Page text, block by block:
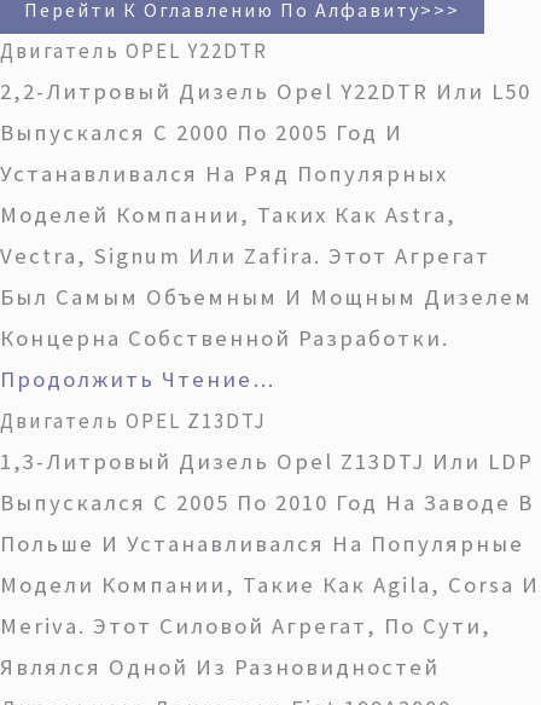
Перейти К Оглавлению По Алфавиту>>>
Двигатель OPEL Y22DTR
2,2-Литровый Дизель Opel Y22DTR Или L50
Выпускался С 2000 По 2005 Год И
Устанавливался На Ряд Популярных
Моделей Компании, Таких Как Astra,
Vectra, Signum Или Zafira. Этот Агрегат
Был Самым Объемным И Мощным Дизелем
Концерна Собственной Разработки.
Продолжить Чтение…
Двигатель OPEL Z13DTJ
1,3-Литровый Дизель Opel Z13DTJ Или LDP
Выпускался С 2005 По 2010 Год На Заводе В
Польше И Устанавливался На Популярные
Модели Компании, Такие Как Agila, Corsa И
Meriva. Этот Силовой Агрегат, По Сути,
Являлся Одной Из Разновидностей